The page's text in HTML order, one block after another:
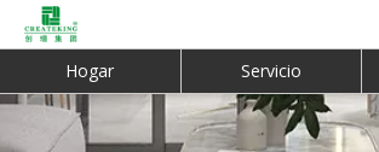
Hogar Servicio